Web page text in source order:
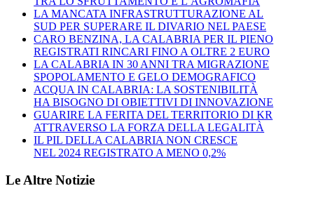
LA MANCATA INFRASTRUTTURAZIONE AL
SUD PER SUPERARE IL DIVARIO NEL PAESE
CARO BENZINA, LA CALABRIA PER IL PIENO
REGISTRATI RINCARI FINO A OLTRE 2 EURO
LA CALABRIA IN 30 ANNI TRA MIGRAZIONE
SPOPOLAMENTO E GELO DEMOGRAFICO
ACQUA IN CALABRIA: LA SOSTENIBILITÀ
HA BISOGNO DI OBIETTIVI DI INNOVAZIONE
GUARIRE LA FERITA DEL TERRITORIO DI KR
ATTRAVERSO LA FORZA DELLA LEGALITÀ
IL PIL DELLA CALABRIA NON CRESCE
NEL 2024 REGISTRATO A MENO 0,2%
Le Altre Notizie